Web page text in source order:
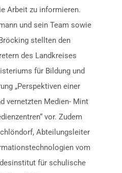
Arbeit zu informieren.
und sein Team sowie
stellten den
des Landkreises
für Bildung und
„Perspektiven einer
vernetzten Medien- Mint
vor. Zudem
Abteilungsleiter
vom
für schulische